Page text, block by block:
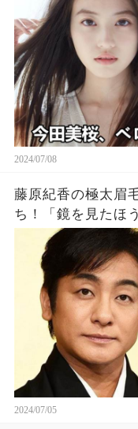
2024/07/08
藤原紀香の極太眉
ち！「鏡を見たほ
太すぎる」
2024/07/05